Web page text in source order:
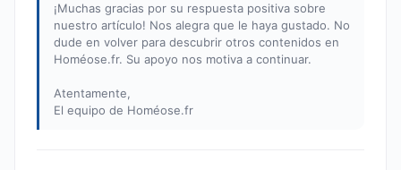
¡Muchas gracias por su respuesta positiva sobre
nuestro artículo! Nos alegra que le haya gustado. No
dude en volver para descubrir otros contenidos en
Homéose.fr. Su apoyo nos motiva a continuar.
Atentamente,
El equipo de Homéose.fr